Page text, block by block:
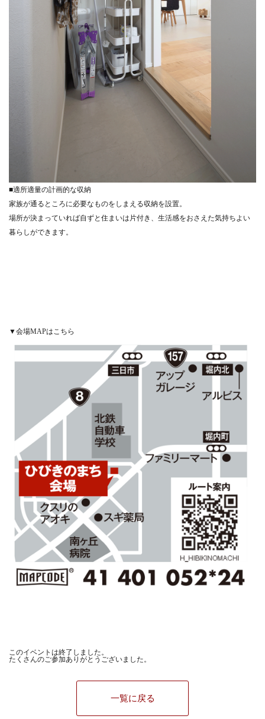
■適所適量の計画的な収納
家族が通るところに必要なものをしまえる収納を設置。
場所が決まっていれば自ずと住まいは片付き、生活感をおさえた気持ちよい
暮らしができます。
▼会場MAPはこちら
このイベントは終了しました。
たくさんのご参加ありがとうございました。
一覧に戻る